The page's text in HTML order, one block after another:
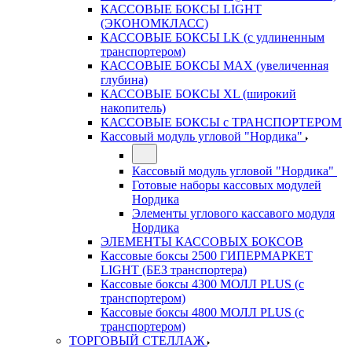
КАССОВЫЕ БОКСЫ LIGHT
(ЭКОНОМКЛАСС)
КАССОВЫЕ БОКСЫ LK (с удлиненным
транспортером)
КАССОВЫЕ БОКСЫ MAX (увеличенная
глубина)
КАССОВЫЕ БОКСЫ XL (широкий
накопитель)
КАССОВЫЕ БОКСЫ с ТРАНСПОРТЕРОМ
Кассовый модуль угловой "Нордика"
Кассовый модуль угловой "Нордика"
Готовые наборы кассовых модулей
Нордика
Элементы углового кассавого модуля
Нордика
ЭЛЕМЕНТЫ КАССОВЫХ БОКСОВ
Кассовые боксы 2500 ГИПЕРМАРКЕТ
LIGHT (БЕЗ транспортера)
Кассовые боксы 4300 МОЛЛ PLUS (с
транспортером)
Кассовые боксы 4800 МОЛЛ PLUS (с
транспортером)
ТОРГОВЫЙ СТЕЛЛАЖ